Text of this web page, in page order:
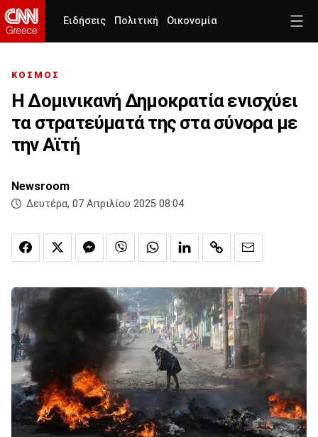
Ειδήσεις Πολιτική Οικονομία
ΚΟΣΜΟΣ
Η Δομινικανή Δημοκρατία ενισχύει
τα στρατεύματά της στα σύνορα με
την Αϊτή
Newsroom
Δευτέρα, 07 Απριλίου 2025 08:04